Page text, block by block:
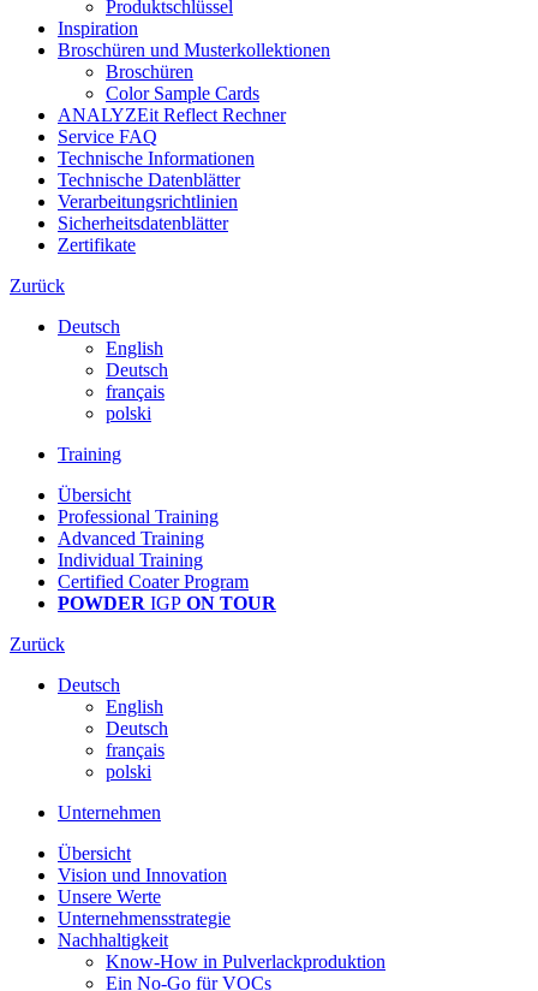
Produktschlüssel
Inspiration
Broschüren und Musterkollektionen
Broschüren
Color Sample Cards
ANALYZEit Reflect Rechner
Service FAQ
Technische Informationen
Technische Datenblätter
Verarbeitungsrichtlinien
Sicherheitsdatenblätter
Zertifikate
Zurück
Deutsch
English
Deutsch
français
polski
Training
Übersicht
Professional Training
Advanced Training
Individual Training
Certified Coater Program
POWDER IGP ON TOUR
Zurück
Deutsch
English
Deutsch
français
polski
Unternehmen
Übersicht
Vision und Innovation
Unsere Werte
Unternehmensstrategie
Nachhaltigkeit
Know-How in Pulverlackproduktion
Ein No-Go für VOCs